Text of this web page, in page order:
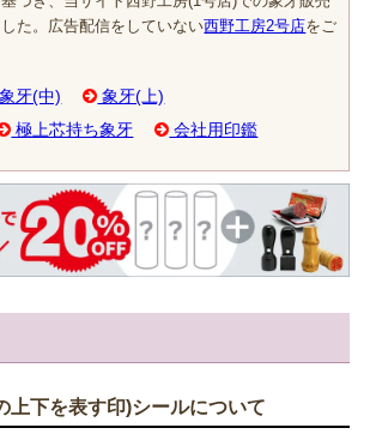
た。広告配信をしていない西野工房2号店をご
象牙(中)
象牙(上)
極上芯持ち象牙 会社用印鑑
下を表す印)シールについて